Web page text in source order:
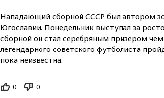
Нападающий сборной СССР был автором
Югославии. Понедельник выступал за
сборной он стал серебряным призером
легендарного советского футболиста
пока неизвестна.
0 0